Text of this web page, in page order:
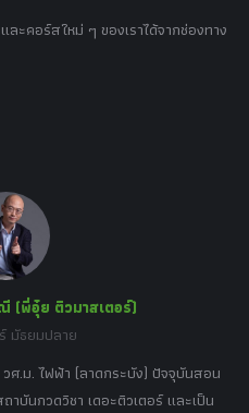
ะคอร์สใหม่ ๆ ของเราได้จากช่องทาง
(พี่อุ๋ย ติวมาสเตอร์)
มัธยมปลาย
ศ.ม. ไฟฟ้า (ลาดกระบัง) ปัจจุบันสอน
บันกวดวิชา เดอะติวเตอร์ และเป็น